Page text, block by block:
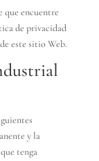
que encuentre
de privacidad
este sitio Web.
y la
tenga